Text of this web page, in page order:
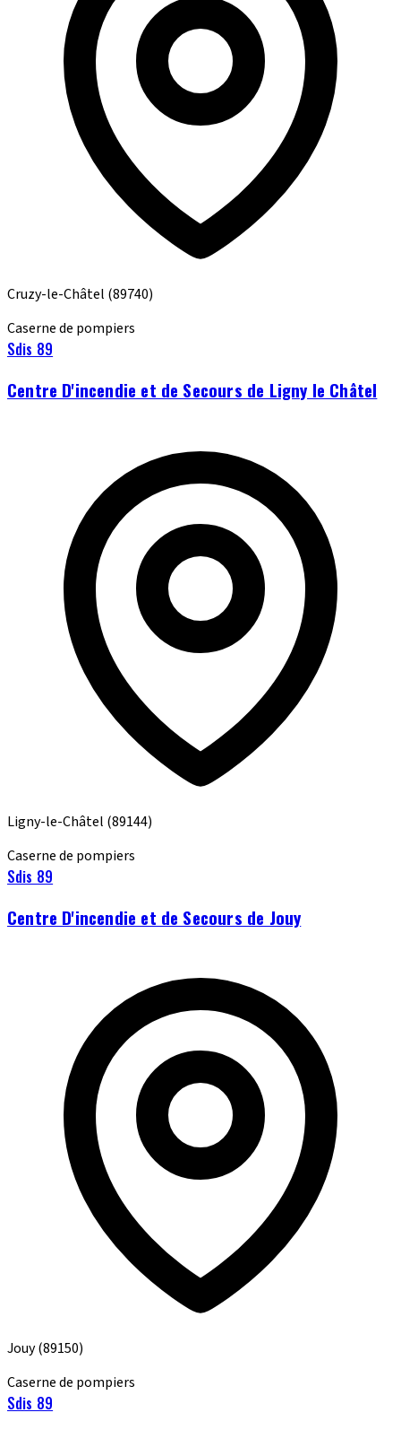
Cruzy-le-Châtel (89740)
Caserne de pompiers
Sdis 89
Centre D'incendie et de Secours de Ligny le Châtel
Ligny-le-Châtel (89144)
Caserne de pompiers
Sdis 89
Centre D'incendie et de Secours de Jouy
Jouy(89150)
Caserne de pompiers
Sdis 89